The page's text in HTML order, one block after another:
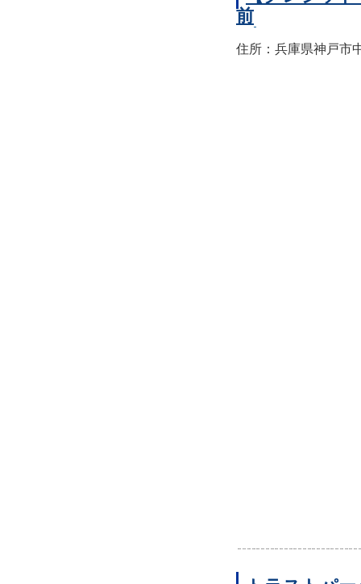
前
住所：兵庫県神戸市